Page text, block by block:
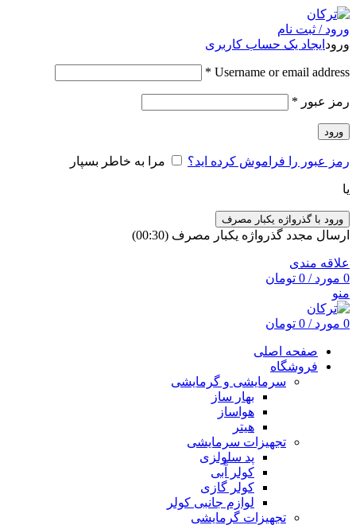
ورود / ثبت نام
ورود ایجاد یک حساب کاربری
Username or email address
*
رمز عبور *
ورود
رمز عبور را فراموش کرده اید؟ مرا به خاطر بسپار
یا
ورود با گذرواژه یکبار مصرف
ارسال مجدد گذرواژه یکبار مصرف (00:
30
)
علاقه مندی
0 مورد /
0 تومان
منو
0 مورد /
0 تومان
صفحه اصلی
فروشگاه
سرمایشی و گرمایشی
بهار ساز
هواساز
هیتر
تجهیزات سرمایشی
پد سلولزی
کولر آّبی
کولر گازی
لوازم جانبی کولر
تجهیزات گرمایشی